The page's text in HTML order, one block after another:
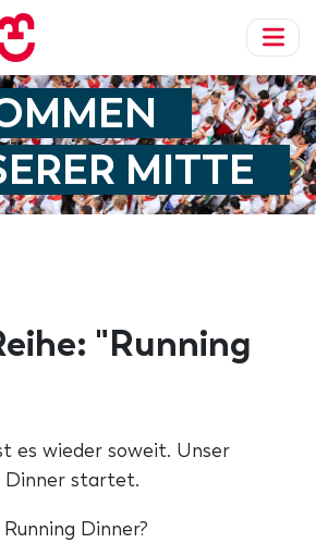
MITTE
"Running
es wieder soweit. Unser
Dinner startet.
Dinner?